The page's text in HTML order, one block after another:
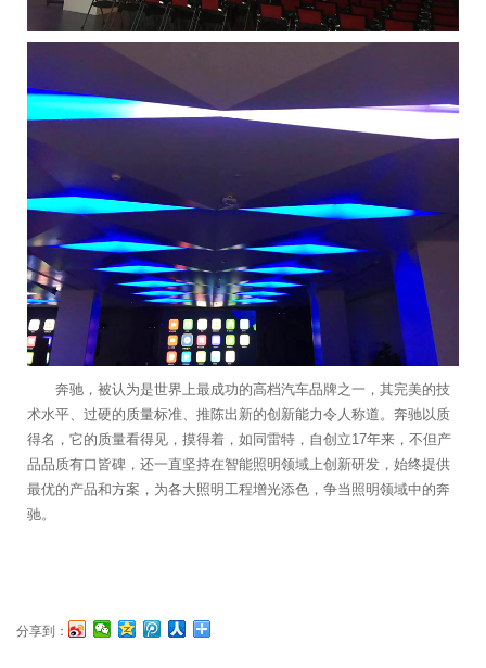
奔驰，被认为是世界上最成功的高档汽车品牌之一，其完美的技
术水平、过硬的质量标准、推陈出新的创新能力令人称道。奔驰以质
得名，它的质量看得见，摸得着，如同雷特，自创立17年来，不但产
品品质有口皆碑，还一直坚持在智能照明领域上创新研发，始终提供
最优的产品和方案，为各大照明工程增光添色，争当照明领域中的奔
驰。
分享到：